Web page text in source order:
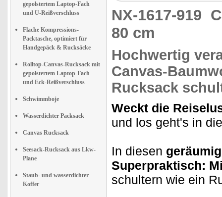
gepolstertem Laptop-Fach
und U-Reißverschluss
Flache Kompressions-
Packtasche, optimiert für
Handgepäck & Rucksäcke
Rolltop-Canvas-Rucksack mit
gepolstertem Laptop-Fach
und Eck-Reißverschluss
Schwimmboje
Wasserdichter Packsack
Canvas Rucksack
Seesack-Rucksack aus Lkw-
Plane
Staub- und wasserdichter
Koffer
NX-1617-919
80 cm
Hochwertig
Canvas-
Rucksack
Weckt die
und los geht's in
In diesen
Superpraktisch:
schultern wie ein